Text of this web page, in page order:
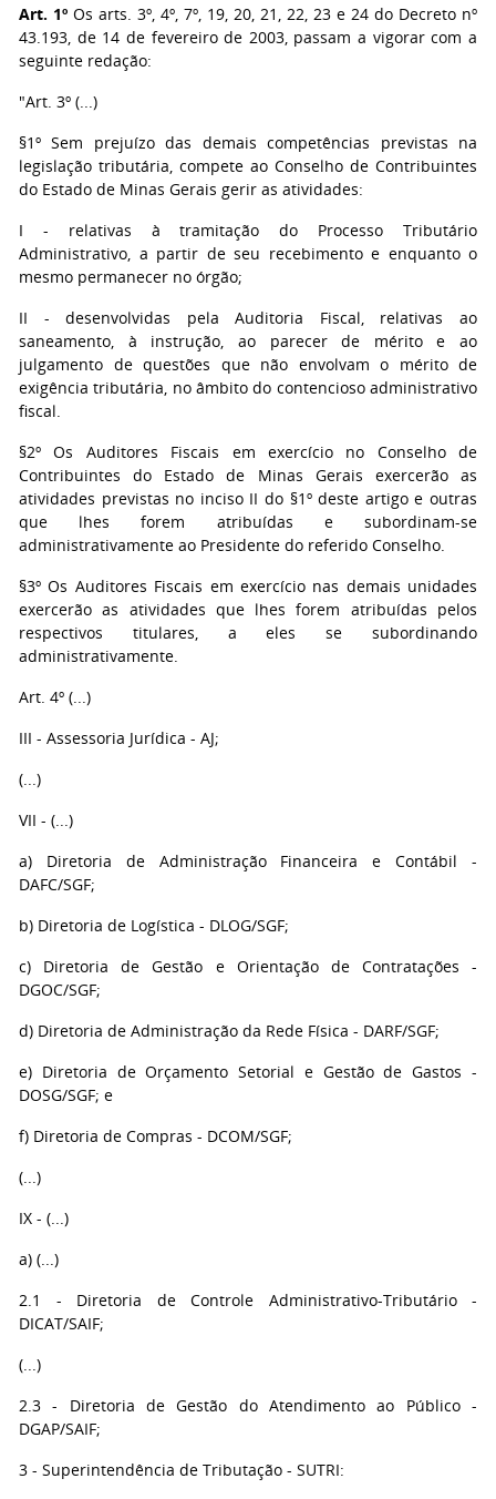
Art. 1º Os arts. 3º, 4º, 7º, 19, 20, 21, 22, 23 e 24 do Decreto nº
43.193, de 14 de fevereiro de 2003, passam a vigorar com a
seguinte redação:
"Art. 3º (...)
§1º Sem prejuízo das demais competências previstas na
legislação tributária, compete ao Conselho de Contribuintes
do Estado de Minas Gerais gerir as atividades:
I - relativas à tramitação do Processo Tributário
Administrativo, a partir de seu recebimento e enquanto o
mesmo permanecer no órgão;
II - desenvolvidas pela Auditoria Fiscal, relativas ao
saneamento, à instrução, ao parecer de mérito e ao
julgamento de questões que não envolvam o mérito de
exigência tributária, no âmbito do contencioso administrativo
fiscal.
§2º Os Auditores Fiscais em exercício no Conselho de
Contribuintes do Estado de Minas Gerais exercerão as
atividades previstas no inciso II do §1º deste artigo e outras
que lhes forem atribuídas e subordinam-se
administrativamente ao Presidente do referido Conselho.
§3º Os Auditores Fiscais em exercício nas demais unidades
exercerão as atividades que lhes forem atribuídas pelos
respectivos titulares, a eles se subordinando
administrativamente.
Art. 4º (...)
III - Assessoria Jurídica - AJ;
(...)
VII - (...)
a) Diretoria de Administração Financeira e Contábil -
DAFC/SGF;
b) Diretoria de Logística - DLOG/SGF;
c) Diretoria de Gestão e Orientação de Contratações -
DGOC/SGF;
d) Diretoria de Administração da Rede Física - DARF/SGF;
e) Diretoria de Orçamento Setorial e Gestão de Gastos -
DOSG/SGF; e
f) Diretoria de Compras - DCOM/SGF;
(...)
IX - (...)
a) (...)
2.1 - Diretoria de Controle Administrativo-Tributário -
DICAT/SAIF;
(...)
2.3 - Diretoria de Gestão do Atendimento ao Público -
DGAP/SAIF;
3 - Superintendência de Tributação - SUTRI: